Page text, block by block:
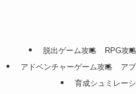
脱出ゲーム攻略 RPG攻略
アドベンチャーゲーム攻略
ア
育成シュミレー